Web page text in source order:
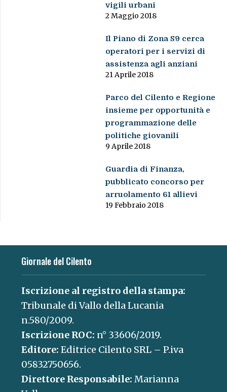
vigili urbani
2 Maggio 2018
Il Piano di Zona S9 cerca
operatori per i servizi di
assistenza agli anziani
21 Aprile 2018
Parco del Cilento e Regione
insieme per opportunità e
programmazione delle
politiche giovanili
9 Aprile 2018
Guardia di Finanza,
pubblicato concorso per
arruolamento 61 allievi
19 Febbraio 2018
Giornale del Cilento
Iscrizione al registro della stampa:
Tribunale di Vallo della Lucania
n.580/2009.
Iscrizione ROC: n° 33606/2019.
Editore: Editrice Cilento SRL – P.iva
05832750656.
Direttore Responsabile: Marianna